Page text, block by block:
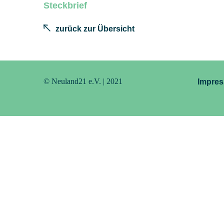
Steckbrief
zurück zur Übersicht
© Neuland21 e.V. | 2021